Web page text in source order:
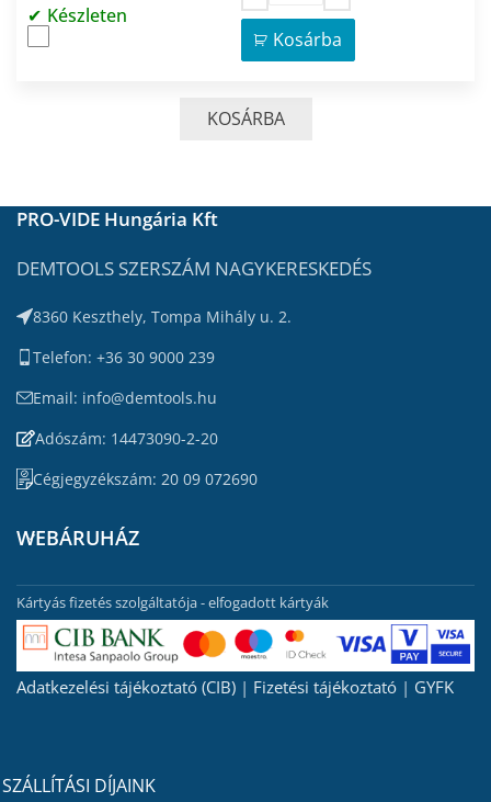
Készleten
Kosárba
KOSÁRBA
PRO-VIDE Hungária Kft
DEMTOOLS SZERSZÁM NAGYKERESKEDÉS
8360 Keszthely, Tompa Mihály u. 2.
Telefon: +36 30 9000 239
Email: info@demtools.hu
Adószám: 14473090-2-20
Cégjegyzékszám: 20 09 072690
WEBÁRUHÁZ
Kártyás fizetés szolgáltatója - elfogadott kártyák
Adatkezelési tájékoztató (CIB) | Fizetési tájékoztató | GYFK
SZÁLLÍTÁSI DÍJAINK